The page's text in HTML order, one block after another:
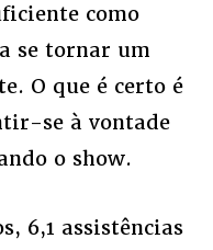
como
se tornar um
O que é certo é
se à vontade
o show.
6,1 assistências